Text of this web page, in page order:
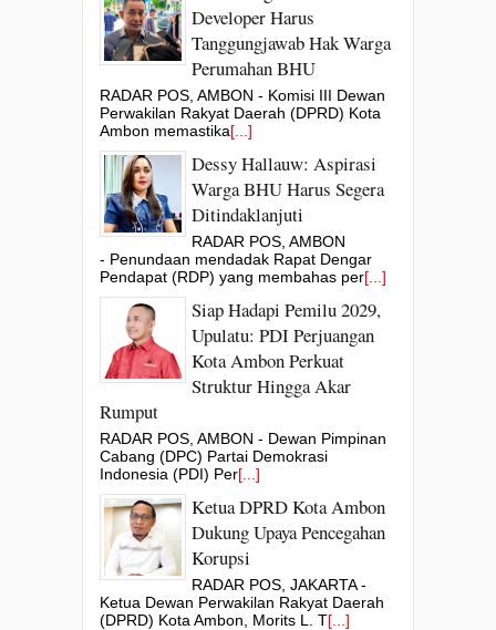
Developer Harus
Tanggungjawab Hak Warga
Perumahan BHU
RADAR POS, AMBON - Komisi III Dewan
Perwakilan Rakyat Daerah (DPRD) Kota
Ambon memastika[...]
Dessy Hallauw: Aspirasi
Warga BHU Harus Segera
Ditindaklanjuti
RADAR POS, AMBON
- Penundaan mendadak Rapat Dengar
Pendapat (RDP) yang membahas per[...]
Siap Hadapi Pemilu 2029,
Upulatu: PDI Perjuangan
Kota Ambon Perkuat
Struktur Hingga Akar
Rumput
RADAR POS, AMBON - Dewan Pimpinan
Cabang (DPC) Partai Demokrasi
Indonesia (PDI) Per[...]
Ketua DPRD Kota Ambon
Dukung Upaya Pencegahan
Korupsi
RADAR POS, JAKARTA -
Ketua Dewan Perwakilan Rakyat Daerah
(DPRD) Kota Ambon, Morits L. T[...]